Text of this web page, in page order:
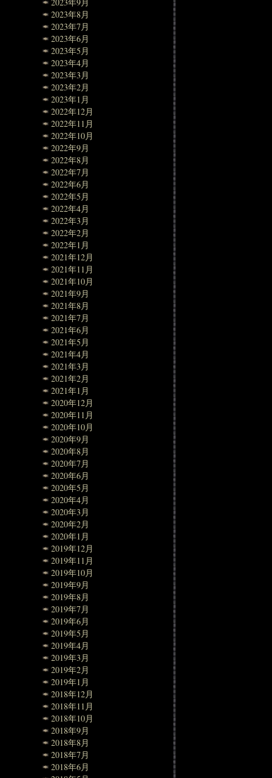
2023年8月
2023年7月
2023年6月
2023年5月
2023年4月
2023年3月
2023年2月
2023年1月
2022年12月
2022年11月
2022年10月
2022年9月
2022年8月
2022年7月
2022年6月
2022年5月
2022年4月
2022年3月
2022年2月
2022年1月
2021年12月
2021年11月
2021年10月
2021年9月
2021年8月
2021年7月
2021年6月
2021年5月
2021年4月
2021年3月
2021年2月
2021年1月
2020年12月
2020年11月
2020年10月
2020年9月
2020年8月
2020年7月
2020年6月
2020年5月
2020年4月
2020年3月
2020年2月
2020年1月
2019年12月
2019年11月
2019年10月
2019年9月
2019年8月
2019年7月
2019年6月
2019年5月
2019年4月
2019年3月
2019年2月
2019年1月
2018年12月
2018年11月
2018年10月
2018年9月
2018年8月
2018年7月
2018年6月